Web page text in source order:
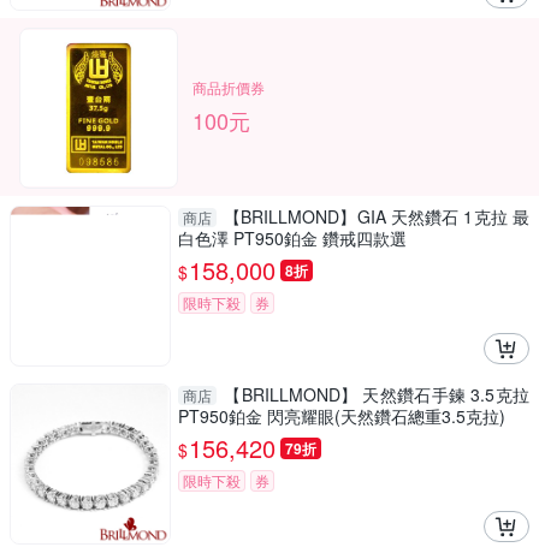
商品折價券
100元
商店
【BRILLMOND】GIA 天然鑽石 1克拉 最
白色澤 PT950鉑金 鑽戒四款選
$158,000 8折
限時下殺 券
商店
【BRILLMOND】 天然鑽石手鍊 3.5克拉
PT950鉑金 閃亮耀眼(天然鑽石總重3.5克拉)
$156,420 79折
限時下殺 券